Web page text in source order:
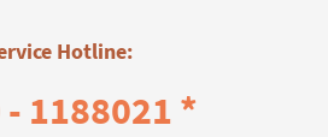
Hotline:
1188021 *